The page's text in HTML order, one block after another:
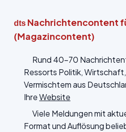
dts Nachrichtencontent
(Magazincontent)
Rund 40-70
Ressorts Politik,
Vermischtem aus
IhreWebsite
Viele Meldungen mit
Format und Auflösung